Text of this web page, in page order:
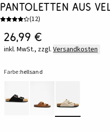
Pantoletten aus
(12)
26,99 €
inkl. MwSt., zzgl. Versandkosten
Farbe:hellsand